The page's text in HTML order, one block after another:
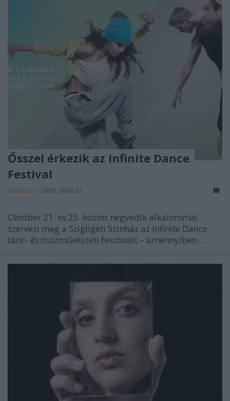
Ősszel érkezik az Infinite Dance
Festival
mtothorsi • 2020. július 22.
Október 21. és 25. között negyedik alkalommal
szervezi meg a Szigligeti Színház az Infinite Dance
tánc- és összművészeti fesztivált – amennyiben ...